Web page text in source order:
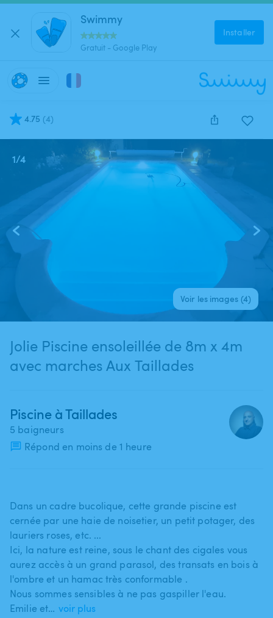
Swimmy
Gratuit - Google Play
Installer
4.75 (4)
1/4
Voir les images (4)
Jolie Piscine ensoleillée de 8m x 4m
avec marches Aux Taillades
Piscine à Taillades
5 baigneurs
Répond en moins de 1 heure
Dans un cadre bucolique​,​ cette grande piscine est
cernée par une haie de noisetier​,​ un petit potager​,​ des
lauriers roses​,​ etc. ...
Ici​,​ la nature est reine​,​ sous le chant des cigales vous
aurez accès à un grand parasol​,​ des transats en bois à
l'ombre et un hamac très conformable .
Nous sommes sensibles à ne pas gaspiller l'eau.
Emilie et… voir plus